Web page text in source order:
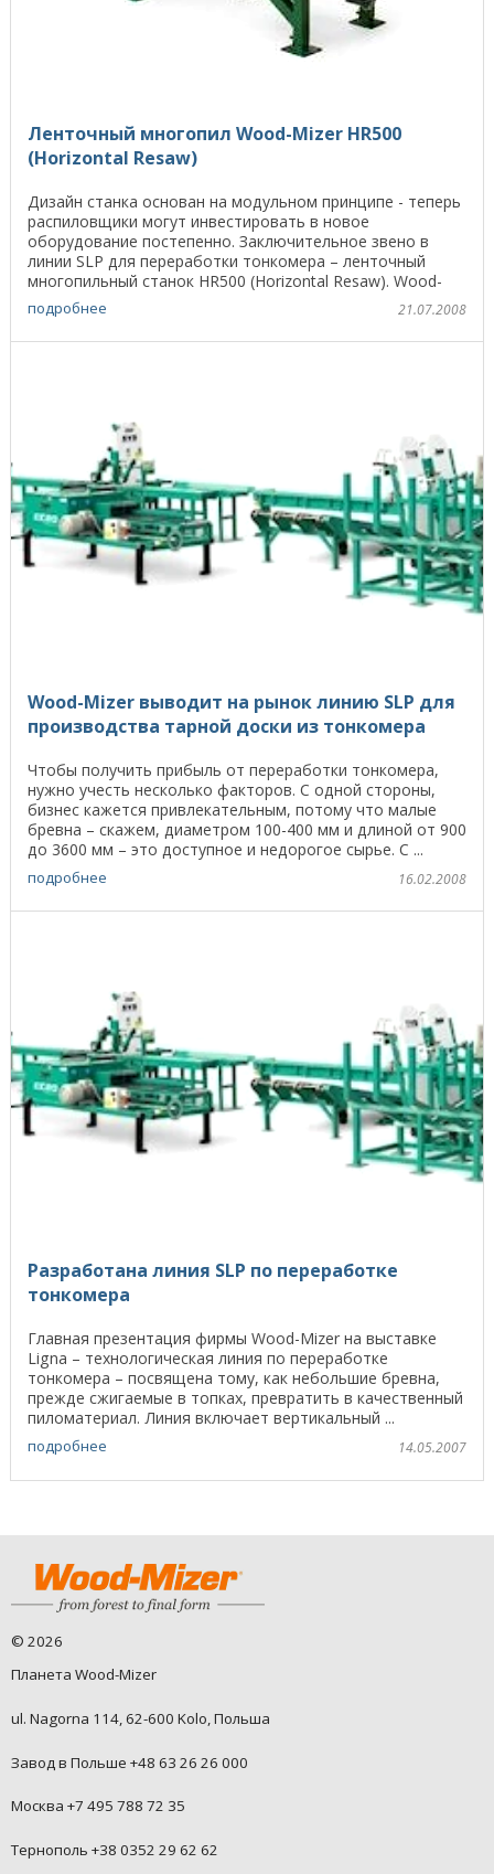
Ленточный многопил Wood-Mizer HR500
(Horizontal Resaw)
Дизайн станка основан на модульном принципе - теперь
распиловщики могут инвестировать в новое
оборудование постепенно. Заключительное звено в
линии SLP для переработки тонкомера – ленточный
многопильный станок HR500 (Horizontal Resaw). Wood-
Mizer ...
подробнее 21.07.2008
Wood-Mizer выводит на рынок линию SLP для
производства тарной доски из тонкомера
Чтобы получить прибыль от переработки тонкомера,
нужно учесть несколько факторов. С одной стороны,
бизнес кажется привлекательным, потому что малые
бревна – скажем, диаметром 100-400 мм и длиной от 900
до 3600 мм – это доступное и недорогое сырье. С ...
подробнее 16.02.2008
Разработана линия SLP по переработке
тонкомера
Главная презентация фирмы Wood-Mizer на выставке
Ligna – технологическая линия по переработке
тонкомера – посвящена тому, как небольшие бревна,
прежде сжигаемые в топках, превратить в качественный
пиломатериал. Линия включает вертикальный ...
подробнее 14.05.2007
© 2026
Планета Wood-Mizer
ul. Nagorna 114, 62-600 Kolo, Польша
Завод в Польше +48 63 26 26 000
Москва +7 495 788 72 35
Тернополь +38 0352 29 62 62